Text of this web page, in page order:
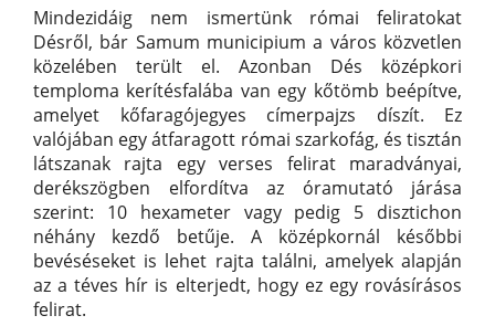
Mindezidáig nem ismertünk római feliratokat
Désről, bár Samum municipium a város közvetlen
közelében terült el. Azonban Dés középkori
temploma kerítésfalába van egy kőtömb beépítve,
amelyet kőfaragójegyes címerpajzs díszít. Ez
valójában egy átfaragott római szarkofág, és tisztán
látszanak rajta egy verses felirat maradványai,
derékszögben elfordítva az óramutató járása
szerint: 10 hexameter vagy pedig 5 disztichon
néhány kezdő betűje. A középkornál későbbi
bevéséseket is lehet rajta találni, amelyek alapján
az a téves hír is elterjedt, hogy ez egy rovásírásos
felirat.